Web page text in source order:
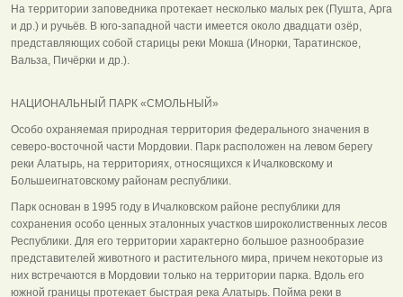
На территории заповедника протекает несколько малых рек (Пушта, Арга
и др.) и ручьёв. В юго-западной части имеется около двадцати озёр,
представляющих собой старицы реки Мокша (Инорки, Таратинское,
Вальза, Пичёрки и др.).
НАЦИОНАЛЬНЫЙ ПАРК «СМОЛЬНЫЙ»
Особо охраняемая природная территория федерального значения в
северо-восточной части Мордовии. Парк расположен на левом берегу
реки Алатырь, на территориях, относящихся к Ичалковскому и
Большеигнатовскому районам республики.
Парк основан в 1995 году в Ичалковском районе республики для
сохранения особо ценных эталонных участков широколиственных лесов
Республики. Для его территории характерно большое разнообразие
представителей животного и растительного мира, причем некоторые из
них встречаются в Мордовии только на территории парка. Вдоль его
южной границы протекает быстрая река Алатырь. Пойма реки в